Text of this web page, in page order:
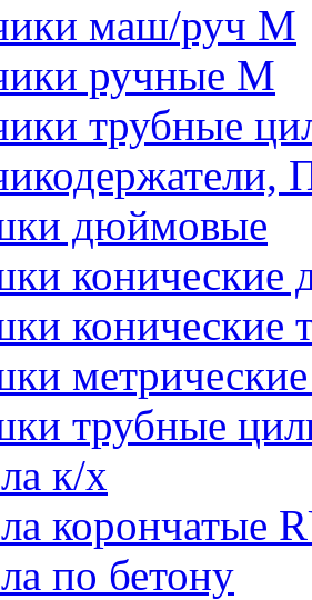
маш/руч М
ручные М
трубные
дюймовые
конические
трубные
к/х
корончатые
по бетону